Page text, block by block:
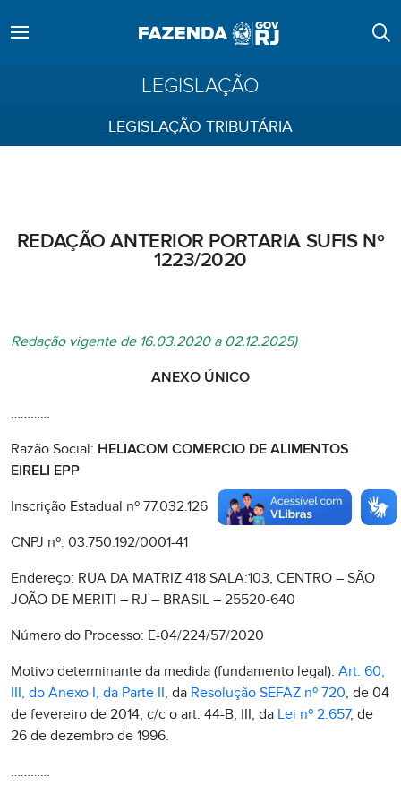
LEGISLAÇÃO
LEGISLAÇÃO TRIBUTÁRIA
REDAÇÃO ANTERIOR PORTARIA SUFIS Nº
1223/2020
Redação vigente de 16.03.2020 a 02.12.2025)
ANEXO ÚNICO
…………
Razão Social: HELIACOM COMERCIO DE ALIMENTOS
EIRELI EPP
Inscrição Estadual nº 77.032.126
CNPJ nº: 03.750.192/0001-41
Endereço: RUA DA MATRIZ 418 SALA:103, CENTRO – SÃO
JOÃO DE MERITI – RJ – BRASIL – 25520-640
Número do Processo: E-04/224/57/2020
Motivo determinante da medida (fundamento legal): Art. 60,
III, do Anexo I, da Parte II, da Resolução SEFAZ nº 720, de 04
de fevereiro de 2014, c/c o art. 44-B, III, da Lei nº 2.657, de
26 de dezembro de 1996.
…………